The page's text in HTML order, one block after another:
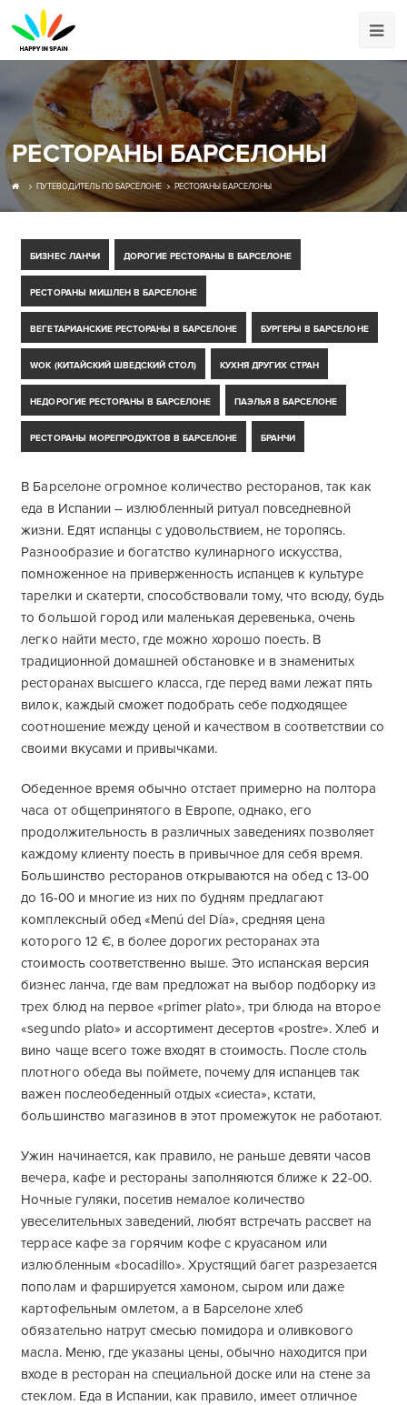
РЕСТОРАНЫ БАРСЕЛОНЫ
ПУТЕВОДИТЕЛЬ ПО БАРСЕЛОНЕ РЕСТОРАНЫ БАРСЕЛОНЫ
БИЗНЕС ЛАНЧИ ДОРОГИЕ РЕСТОРАНЫ В БАРСЕЛОНЕ
РЕСТОРАНЫ МИШЛЕН В БАРСЕЛОНЕ
ВЕГЕТАРИАНСКИЕ РЕСТОРАНЫ В БАРСЕЛОНЕ БУРГЕРЫ В БАРСЕЛОНЕ
WOK (КИТАЙСКИЙ ШВЕДСКИЙ СТОЛ) КУХНЯ ДРУГИХ СТРАН
НЕДОРОГИЕ РЕСТОРАНЫ В БАРСЕЛОНЕ ПАЭЛЬЯ В БАРСЕЛОНЕ
РЕСТОРАНЫ МОРЕПРОДУКТОВ В БАРСЕЛОНЕ БРАНЧИ
В Барселоне огромное количество ресторанов, так как
еда в Испании – излюбленный ритуал повседневной
жизни. Едят испанцы с удовольствием, не торопясь.
Разнообразие и богатство кулинарного искусства,
помноженное на приверженность испанцев к культуре
тарелки и скатерти, способствовали тому, что всюду, будь
то большой город или маленькая деревенька, очень
легко найти место, где можно хорошо поесть. В
традиционной домашней обстановке и в знаменитых
ресторанах высшего класса, где перед вами лежат пять
вилок, каждый сможет подобрать себе подходящее
соотношение между ценой и качеством в соответствии со
своими вкусами и привычками.
Обеденное время обычно отстает примерно на полтора
часа от общепринятого в Европе, однако, его
продолжительность в различных заведениях позволяет
каждому клиенту поесть в привычное для себя время.
Большинство ресторанов открываются на обед с 13-00
до 16-00 и многие из них по будням предлагают
комплексный обед «Menú del Día», средняя цена
которого 12 €, в более дорогих ресторанах эта
стоимость соответственно выше. Это испанская версия
бизнес ланча, где вам предложат на выбор подборку из
трех блюд на первое «primer plato», три блюда на второе
«segundo plato» и ассортимент десертов «postre». Хлеб и
вино чаще всего тоже входят в стоимость. После столь
плотного обеда вы поймете, почему для испанцев так
важен послеобеденный отдых «сиеста», кстати,
большинство магазинов в этот промежуток не работают.
Ужин начинается, как правило, не раньше девяти часов
вечера, кафе и рестораны заполняются ближе к 22-00.
Ночные гуляки, посетив немалое количество
увеселительных заведений, любят встречать рассвет на
террасе кафе за горячим кофе с круасаном или
излюбленным «bocadillo». Хрустящий багет разрезается
пополам и фаршируется хамоном, сыром или даже
картофельным омлетом, а в Барселоне хлеб
обязательно натрут смесью помидора и оливкового
масла. Меню, где указаны цены, обычно находится при
входе в ресторан на специальной доске или на стене за
стеклом. Еда в Испании, как правило, имеет отличное